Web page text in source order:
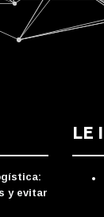
y evitar
LE